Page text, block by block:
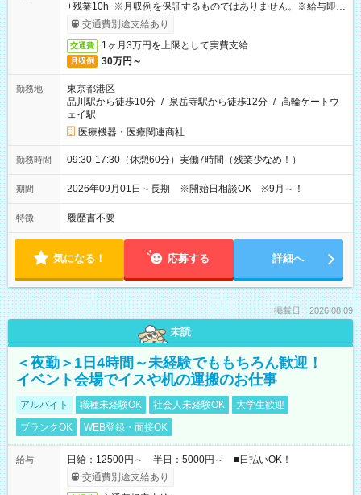
+残業10h ※月収例を保証するものではありません。※給与即受
取りサービス利用可（利用条件有）
交通費別途支給あり
交通費 1ヶ月3万円を上限として実費支給
月収例 30万円～
勤務地
東京都港区
品川駅から徒歩10分 / 泉岳寺駅から徒歩12分 / 高輪ゲートウ
ェイ駅
医療機器・医療関連商社
勤務時間 09:30-17:30（休憩60分）実働7時間（残業少なめ！）
期間 2026年09月01日～長期 ※開始日相談OK ※9月～！
特徴 履歴書不要
気になる！ 応募する 詳細へ
掲載日：2026.08.09
未読
＜夜勤＞1日4時間～未経験でももちろん歓迎！
イベント会場でイスや机の運搬のお仕事
アルバイト 職種未経験OK 社会人未経験OK
大学生歓迎
ブランクOK
WEB登録・面接OK
給与
日給：12500円～ 半日：5000円～ ■日払いOK！
交通費別途支給あり